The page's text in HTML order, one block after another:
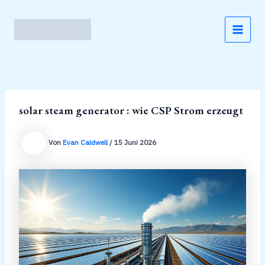
Inhalt
solar steam generator : wie CSP Strom erzeugt
Von Evan Caldwell / 15 Juni 2026